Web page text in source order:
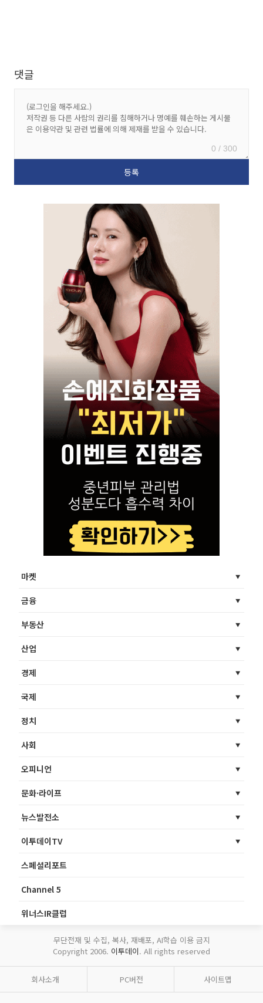
댓글
0 / 300
마켓
금융
부동산
산업
경제
국제
정치
사회
오피니언
문화·라이프
뉴스발전소
이투데이TV
스페셜리포트
Channel 5
위너스IR클럽
무단전재 및 수집, 복사, 재배포, AI학습 이용 금지
Copyright 2006. 이투데이. All rights reserved
회사소개 PC버전 사이트맵